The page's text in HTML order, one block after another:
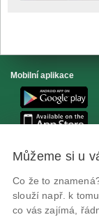
Mobilní aplikace
© Státní zemědělská a
ID datové schránky:
IČO: 75014149, DIČ:
Prohlášení o
Můžeme si u
Co že to
slouží např. k
co vás zajímá,